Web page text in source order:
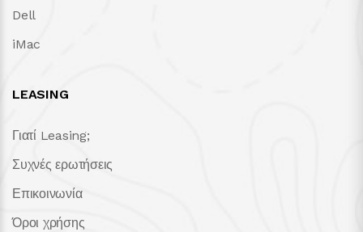
Dell
iMac
LEASING
Γιατί Leasing;
Συχνές ερωτήσεις
Επικοινωνία
Όροι χρήσης